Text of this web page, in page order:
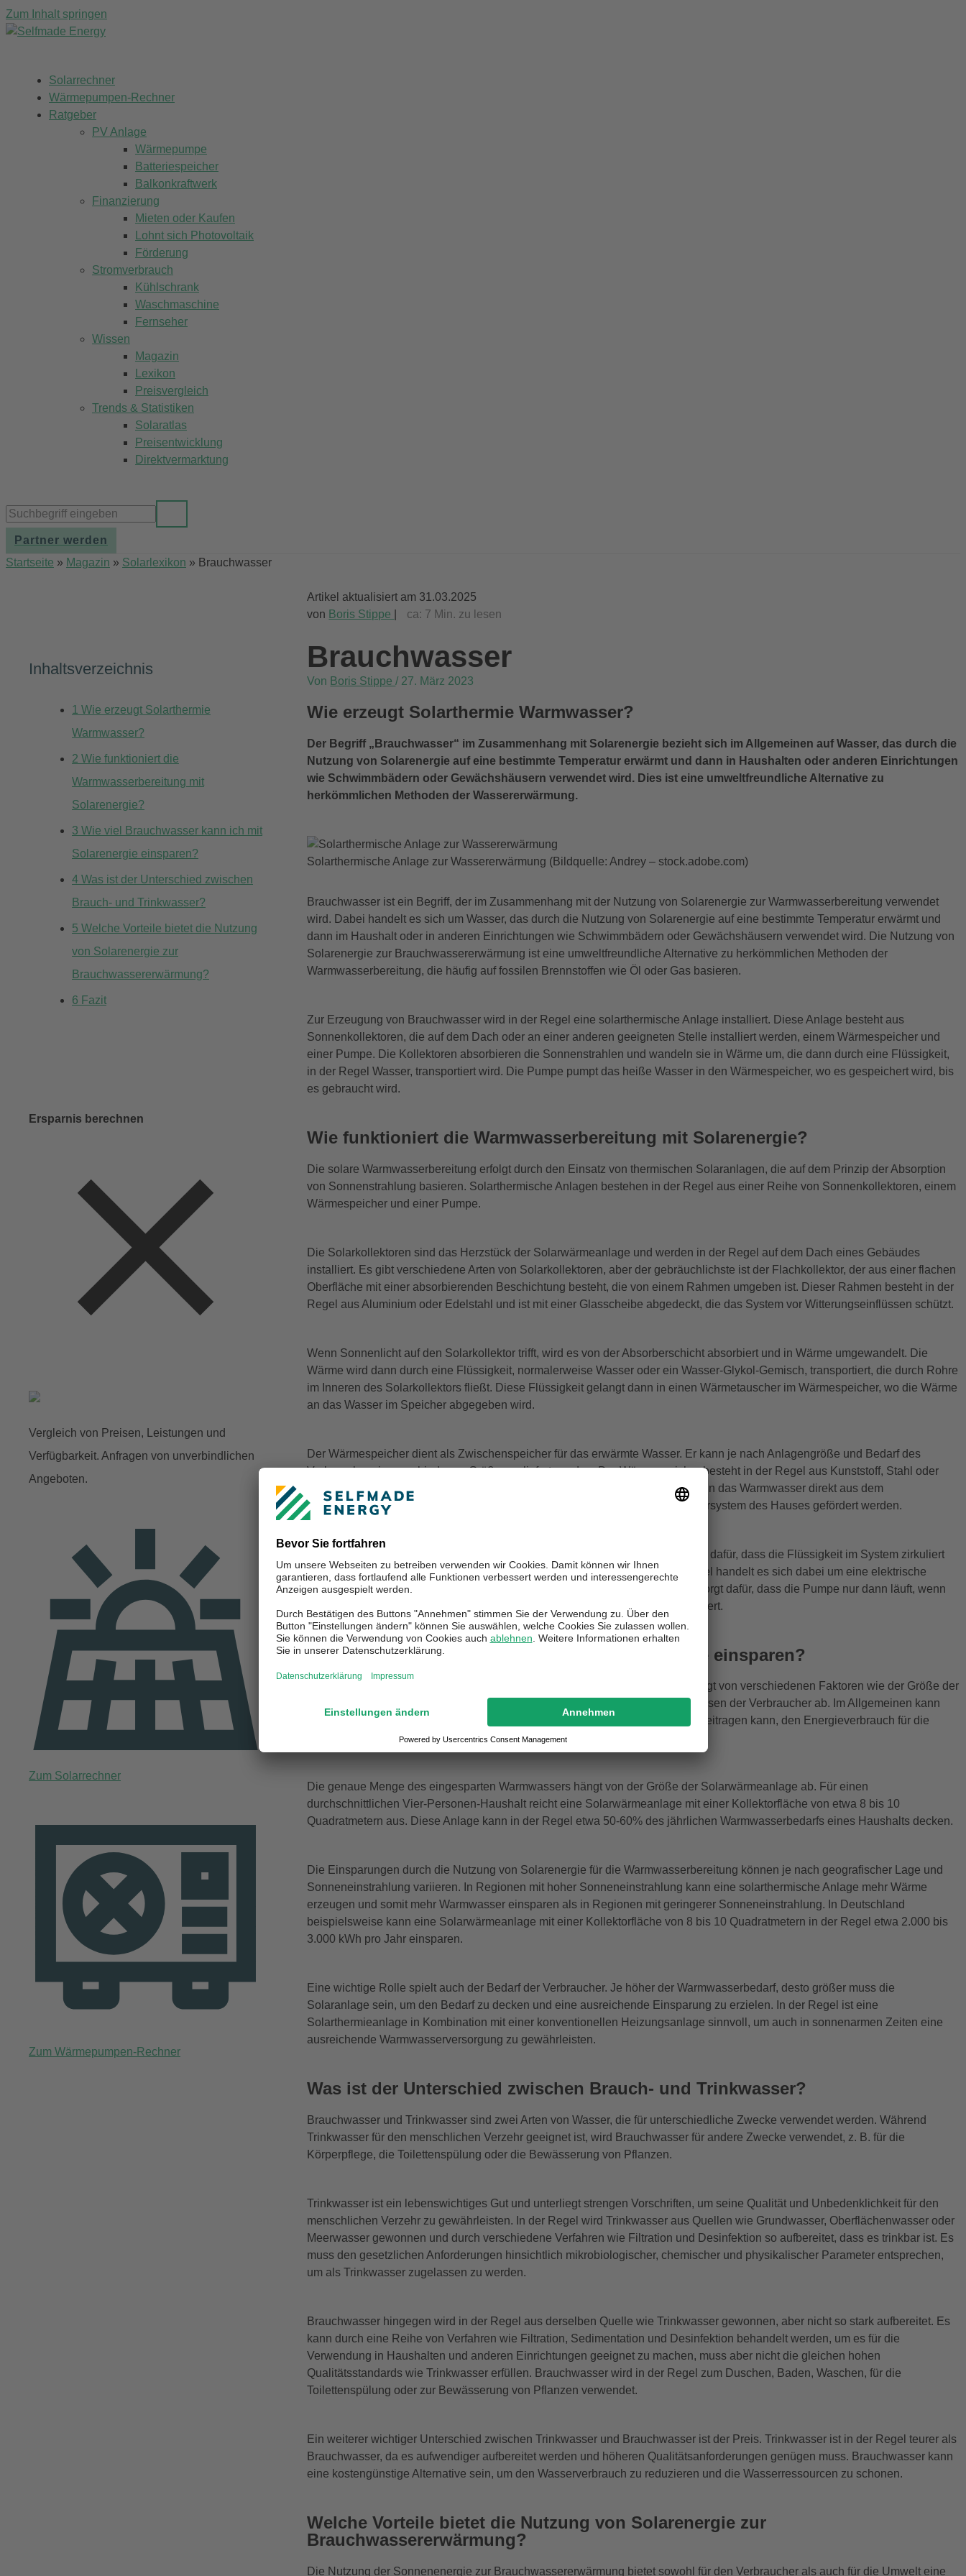
Zum Inhalt springen
Solarrechner
Wärmepumpen-Rechner
Ratgeber
PV Anlage
Wärmepumpe
Batteriespeicher
Balkonkraftwerk
Finanzierung
Mieten oder Kaufen
Lohnt sich Photovoltaik
Förderung
Stromverbrauch
Kühlschrank
Waschmaschine
Fernseher
Wissen
Magazin
Lexikon
Preisvergleich
Trends & Statistiken
Solaratlas
Preisentwicklung
Direktvermarktung
Partner werden
Startseite » Magazin » Solarlexikon » Brauchwasser
Inhaltsverzeichnis
1 Wie erzeugt Solarthermie
Warmwasser?
2 Wie funktioniert die
Warmwasserbereitung mit
Solarenergie?
3 Wie viel Brauchwasser kann ich mit
Solarenergie einsparen?
4 Was ist der Unterschied zwischen
Brauch- und Trinkwasser?
5 Welche Vorteile bietet die Nutzung
von Solarenergie zur
Brauchwassererwärmung?
6 Fazit
Ersparnis berechnen
Vergleich von Preisen, Leistungen und
Verfügbarkeit. Anfragen von unverbindlichen
Angeboten.
Zum Solarrechner
Zum Wärmepumpen-Rechner
Artikel aktualisiert am 31.03.2025
von Boris Stippe ca: 7 Min. zu lesen
Brauchwasser
Von Boris Stippe/ 27. März 2023
Wie erzeugt Solarthermie Warmwasser?
Der Begriff „Brauchwasser“ im Zusammenhang mit Solarenergie bezieht sich im Allgemeinen auf Wasser, das durch die
Nutzung von Solarenergie auf eine bestimmte Temperatur erwärmt und dann in Haushalten oder anderen Einrichtungen
wie Schwimmbädern oder Gewächshäusern verwendet wird. Dies ist eine umweltfreundliche Alternative zu
herkömmlichen Methoden der Wassererwärmung.
Solarthermische Anlage zur Wassererwärmung (Bildquelle: Andrey – stock.adobe.com)
Brauchwasser ist ein Begriff, der im Zusammenhang mit der Nutzung von Solarenergie zur Warmwasserbereitung verwendet
wird. Dabei handelt es sich um Wasser, das durch die Nutzung von Solarenergie auf eine bestimmte Temperatur erwärmt und
dann im Haushalt oder in anderen Einrichtungen wie Schwimmbädern oder Gewächshäusern verwendet wird. Die Nutzung von
Solarenergie zur Brauchwassererwärmung ist eine umweltfreundliche Alternative zu herkömmlichen Methoden der
Warmwasserbereitung, die häufig auf fossilen Brennstoffen wie Öl oder Gas basieren.
Zur Erzeugung von Brauchwasser wird in der Regel eine solarthermische Anlage installiert. Diese Anlage besteht aus
Sonnenkollektoren, die auf dem Dach oder an einer anderen geeigneten Stelle installiert werden, einem Wärmespeicher und
einer Pumpe. Die Kollektoren absorbieren die Sonnenstrahlen und wandeln sie in Wärme um, die dann durch eine Flüssigkeit,
in der Regel Wasser, transportiert wird. Die Pumpe pumpt das heiße Wasser in den Wärmespeicher, wo es gespeichert wird, bis
es gebraucht wird.
Wie funktioniert die Warmwasserbereitung mit Solarenergie?
Die solare Warmwasserbereitung erfolgt durch den Einsatz von thermischen Solaranlagen, die auf dem Prinzip der Absorption
von Sonnenstrahlung basieren. Solarthermische Anlagen bestehen in der Regel aus einer Reihe von Sonnenkollektoren, einem
Wärmespeicher und einer Pumpe.
Die Solarkollektoren sind das Herzstück der Solarwärmeanlage und werden in der Regel auf dem Dach eines Gebäudes
installiert. Es gibt verschiedene Arten von Solarkollektoren, aber der gebräuchlichste ist der Flachkollektor, der aus einer flachen
Oberfläche mit einer absorbierenden Beschichtung besteht, die von einem Rahmen umgeben ist. Dieser Rahmen besteht in der
Regel aus Aluminium oder Edelstahl und ist mit einer Glasscheibe abgedeckt, die das System vor Witterungseinflüssen schützt.
Wenn Sonnenlicht auf den Solarkollektor trifft, wird es von der Absorberschicht absorbiert und in Wärme umgewandelt. Die
Wärme wird dann durch eine Flüssigkeit, normalerweise Wasser oder ein Wasser-Glykol-Gemisch, transportiert, die durch Rohre
im Inneren des Solarkollektors fließt. Diese Flüssigkeit gelangt dann in einen Wärmetauscher im Wärmespeicher, wo die Wärme
an das Wasser im Speicher abgegeben wird.
Der Wärmespeicher dient als Zwischenspeicher für das erwärmte Wasser. Er kann je nach Anlagengröße und Bedarf des
Verbrauchers in verschiedenen Größen geliefert werden. Der Wärmespeicher besteht in der Regel aus Kunststoff, Stahl oder
Edelstahl und ist isoliert, um Wärmeverluste zu minimieren. Je nach Bedarf kann das Warmwasser direkt aus dem
Wärmespeicher entnommen oder über eine weitere Pumpe in das Warmwassersystem des Hauses gefördert werden.
Die Pumpe ist ein wichtiger Bestandteil der Solarthermieanlage, denn sie sorgt dafür, dass die Flüssigkeit im System zirkuliert
und das erwärmte Wasser in den Wärmespeicher transportiert wird. In der Regel handelt es sich dabei um eine elektrische
Umwälzpumpe, die von einem Solarregler gesteuert wird. Dieser Solarregler sorgt dafür, dass die Pumpe nur dann läuft, wenn
genügend Sonnenlicht vorhanden ist und das System nicht überhitzt oder einfriert.
Wie viel Brauchwasser kann ich mit Solarenergie einsparen?
Die Menge an Warmwasser, die mit Solarenergie eingespart werden kann, hängt von verschiedenen Faktoren wie der Größe der
Solaranlage, der Anzahl der Nutzer, der geografischen Lage und den Bedürfnissen der Verbraucher ab. Im Allgemeinen kann
jedoch davon ausgegangen werden, dass eine solarthermische Anlage dazu beitragen kann, den Energieverbrauch für die
Warmwasserbereitung um bis zu 60% zu senken.
Die genaue Menge des eingesparten Warmwassers hängt von der Größe der Solarwärmeanlage ab. Für einen
durchschnittlichen Vier-Personen-Haushalt reicht eine Solarwärmeanlage mit einer Kollektorfläche von etwa 8 bis 10
Quadratmetern aus. Diese Anlage kann in der Regel etwa 50-60% des jährlichen Warmwasserbedarfs eines Haushalts decken.
Die Einsparungen durch die Nutzung von Solarenergie für die Warmwasserbereitung können je nach geografischer Lage und
Sonneneinstrahlung variieren. In Regionen mit hoher Sonneneinstrahlung kann eine solarthermische Anlage mehr Wärme
erzeugen und somit mehr Warmwasser einsparen als in Regionen mit geringerer Sonneneinstrahlung. In Deutschland
beispielsweise kann eine Solarwärmeanlage mit einer Kollektorfläche von 8 bis 10 Quadratmetern in der Regel etwa 2.000 bis
3.000 kWh pro Jahr einsparen.
Eine wichtige Rolle spielt auch der Bedarf der Verbraucher. Je höher der Warmwasserbedarf, desto größer muss die
Solaranlage sein, um den Bedarf zu decken und eine ausreichende Einsparung zu erzielen. In der Regel ist eine
Solarthermieanlage in Kombination mit einer konventionellen Heizungsanlage sinnvoll, um auch in sonnenarmen Zeiten eine
ausreichende Warmwasserversorgung zu gewährleisten.
Was ist der Unterschied zwischen Brauch- und Trinkwasser?
Brauchwasser und Trinkwasser sind zwei Arten von Wasser, die für unterschiedliche Zwecke verwendet werden. Während
Trinkwasser für den menschlichen Verzehr geeignet ist, wird Brauchwasser für andere Zwecke verwendet, z. B. für die
Körperpflege, die Toilettenspülung oder die Bewässerung von Pflanzen.
Trinkwasser ist ein lebenswichtiges Gut und unterliegt strengen Vorschriften, um seine Qualität und Unbedenklichkeit für den
menschlichen Verzehr zu gewährleisten. In der Regel wird Trinkwasser aus Quellen wie Grundwasser, Oberflächenwasser oder
Meerwasser gewonnen und durch verschiedene Verfahren wie Filtration und Desinfektion so aufbereitet, dass es trinkbar ist. Es
muss den gesetzlichen Anforderungen hinsichtlich mikrobiologischer, chemischer und physikalischer Parameter entsprechen,
um als Trinkwasser zugelassen zu werden.
Brauchwasser hingegen wird in der Regel aus derselben Quelle wie Trinkwasser gewonnen, aber nicht so stark aufbereitet. Es
kann durch eine Reihe von Verfahren wie Filtration, Sedimentation und Desinfektion behandelt werden, um es für die
Verwendung in Haushalten und anderen Einrichtungen geeignet zu machen, muss aber nicht die gleichen hohen
Qualitätsstandards wie Trinkwasser erfüllen. Brauchwasser wird in der Regel zum Duschen, Baden, Waschen, für die
Toilettenspülung oder zur Bewässerung von Pflanzen verwendet.
Ein weiterer wichtiger Unterschied zwischen Trinkwasser und Brauchwasser ist der Preis. Trinkwasser ist in der Regel teurer als
Brauchwasser, da es aufwendiger aufbereitet werden und höheren Qualitätsanforderungen genügen muss. Brauchwasser kann
eine kostengünstige Alternative sein, um den Wasserverbrauch zu reduzieren und die Wasserressourcen zu schonen.
Welche Vorteile bietet die Nutzung von Solarenergie zur
Brauchwassererwärmung?
Die Nutzung der Sonnenenergie zur Brauchwassererwärmung bietet sowohl für den Verbraucher als auch für die Umwelt eine